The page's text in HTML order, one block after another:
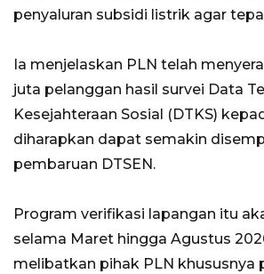
penyaluran subsidi listrik agar
Ia menjelaskan PLN telah
juta pelanggan hasil survei Data
Kesejahteraan Sosial (DTKS)
diharapkan dapat semakin
pembaruan DTSEN.
Program verifikasi lapangan itu
selama Maret hingga Agustus
melibatkan pihak PLN khususnya